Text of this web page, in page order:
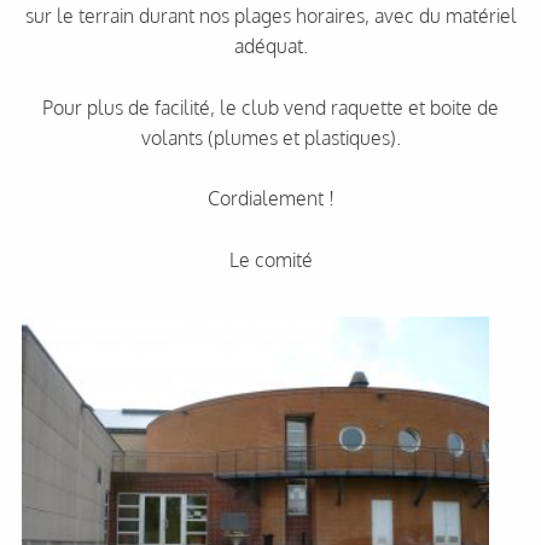
sur le terrain durant nos plages horaires, avec du matériel
adéquat.
Pour plus de facilité, le club vend raquette et boite de
volants (plumes et plastiques).
Cordialement !
Le comité